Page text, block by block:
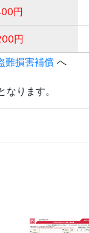
円
円
難損害補償へ
なります。